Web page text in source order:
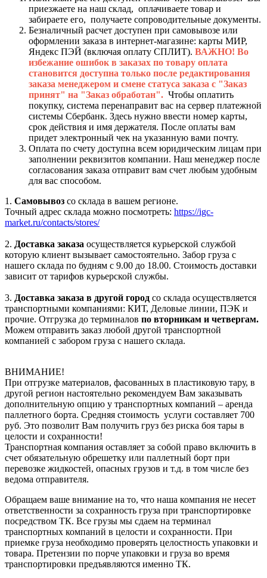
приезжаете на наш склад, оплачиваете товар и
забираете его, получаете сопроводительные документы.
Безналичный расчет доступен при самовывозе или
оформлении заказа в интернет-магазине: карты МИР,
Яндекс ПЭЙ (включая оплату СПЛИТ). ВАЖНО! Во
избежание ошибок в заказах по товару оплата
становится доступна только после редактирования
заказа менеджером и смене статуса заказа с "Заказ
принят" на "Заказ обработан". Чтобы оплатить
покупку, система перенаправит вас на сервер платежной
системы Сбербанк. Здесь нужно ввести номер карты,
срок действия и имя держателя. После оплаты вам
придет электронный чек на указанную вами почту.
Оплата по счету доступна всем юридическим лицам при
заполнении реквизитов компании. Наш менеджер после
согласования заказа отправит вам счет любым удобным
для вас способом.
1. Самовывоз со склада в вашем регионе.
Точный адрес склада можно посмотреть: https://igc-
market.ru/contacts/stores/
2. Доставка заказа осуществляется курьерской службой
которую клиент вызывает самостоятельно. Забор груза с
нашего склада по будням с 9.00 до 18.00. Стоимость доставки
зависит от тарифов курьерской службы.
3. Доставка заказа в другой город со склада осуществляется
транспортными компаниями: КИТ, Деловые линии, ПЭК и
прочие. Отгрузка до терминалов по вторникам и четвергам.
Можем отправить заказ любой другой транспортной
компанией с забором груза с нашего склада.
ВНИМАНИЕ!
При отгрузке материалов, фасованных в пластиковую тару, в
другой регион настоятельно рекомендуем Вам заказывать
дополнительную опцию у транспортных компаний – аренда
паллетного борта. Средняя стоимость услуги составляет 700
руб. Это позволит Вам получить груз без риска боя тары в
целости и сохранности!
Транспортная компания оставляет за собой право включить в
счет обязательную обрешетку или паллетный борт при
перевозке жидкостей, опасных грузов и т.д. в том числе без
ведома отправителя.
Обращаем ваше внимание на то, что наша компания не несет
ответственности за сохранность груза при транспортировке
посредством ТК. Все грузы мы сдаем на терминал
транспортных компаний в целости и сохранности. При
приемке груза необходимо проверять целостность упаковки и
товара. Претензии по порче упаковки и груза во время
транспортировки предъявляются именно ТК.